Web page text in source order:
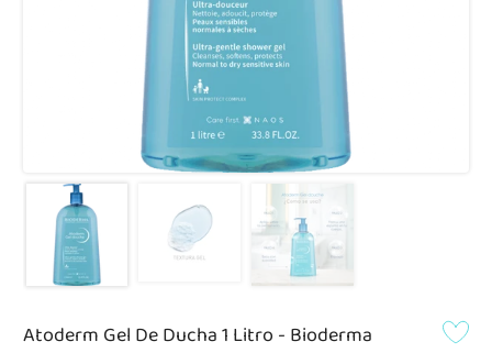
Atoderm Gel De Ducha 1 Litro - Bioderma